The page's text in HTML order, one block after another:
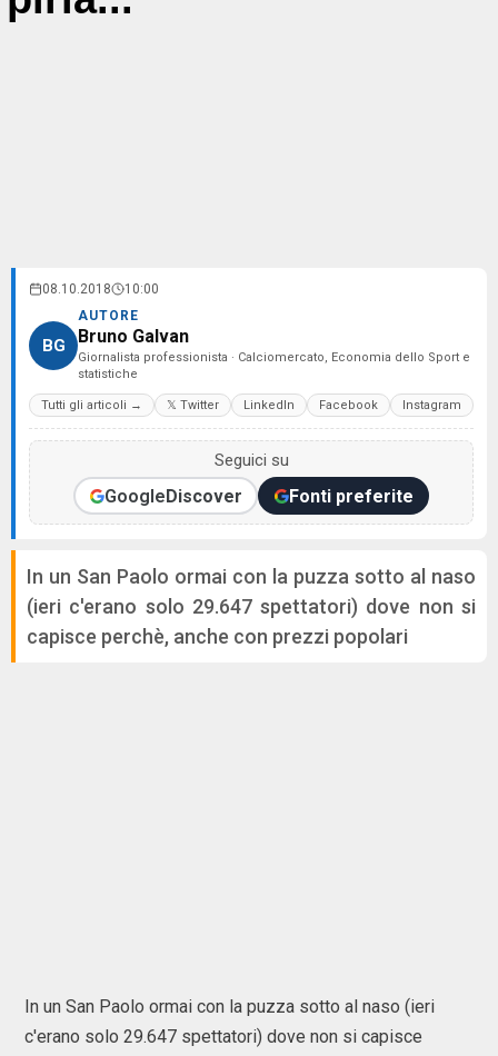
08.10.2018 10:00
BG
AUTORE
Bruno Galvan
Giornalista professionista · Calciomercato, Economia dello Sport e
statistiche
Tutti gli articoli → 𝕏 Twitter LinkedIn Facebook Instagram
Seguici su
GoogleDiscover Fonti preferite
In un San Paolo ormai con la puzza sotto al naso
(ieri c'erano solo 29.647 spettatori) dove non si
capisce perchè, anche con prezzi popolari
In un San Paolo ormai con la puzza sotto al naso (ieri
c'erano solo 29.647 spettatori) dove non si capisce